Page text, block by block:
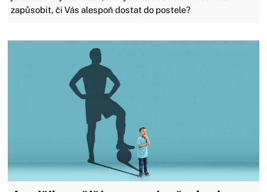
zapůsobit, či Vás alespoň dostat do postele?